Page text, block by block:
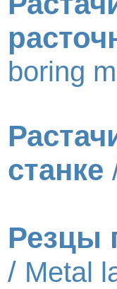
boring
станке
Резцы
/ Metal